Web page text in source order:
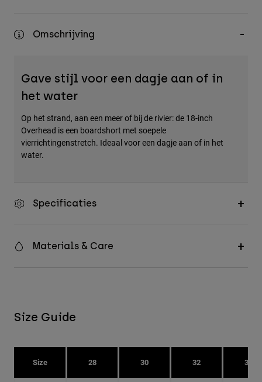
All Accessories
Alles bekijken
Omschrijving
Gave stijl voor een dagje aan of in
het water
Op het strand, aan een meer of bij de rivier: de 18-inch
Overhead is een boardshort met soepele
vierrichtingenstretch. Ideaal voor een dagje aan of in het
water.
Specificaties
Materials & Care
Size Guide
Size 28 30 32 34